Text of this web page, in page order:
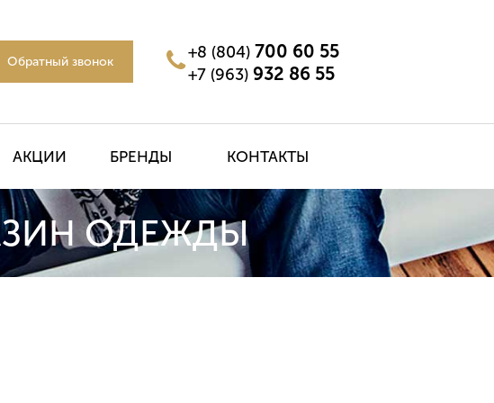
+8 (804) 700 60 55
+7 (963) 932 86 55
Обратный звонок
АКЦИИ БРЕНДЫ КОНТАКТЫ
ОДЕЖДЫ